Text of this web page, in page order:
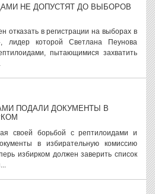
НЕ ДОПУСТЯТ ДО ВЫБОРОВ
отказать в регистрации на выборах в
лидер которой Светлана Пеунова
пытающимися захватить
ПОДАЛИ ДОКУМЕНТЫ В
своей борьбой с рептилоидами и
в избирательную комиссию
избирком должен заверить список